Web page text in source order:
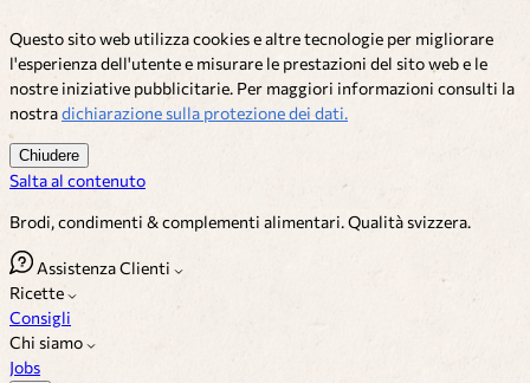
Questo sito web utilizza cookies e altre tecnologie per migliorare
l'esperienza dell'utente e misurare le prestazioni del sito web e le
nostre iniziative pubblicitarie. Per maggiori informazioni consulti la
nostradichiarazione sulla protezione dei dati.
Chiudere
Salta al contenuto
Brodi, condimenti & complementi alimentari. Qualità svizzera.
Assistenza Clienti
Ricette
Consigli
Chi siamo
Jobs